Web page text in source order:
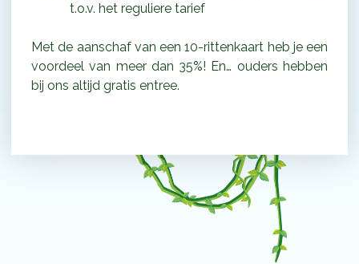
t.o.v. het reguliere tarief
Met de aanschaf van een 10-rittenkaart heb je een
voordeel van meer dan 35%! En… ouders hebben
bij ons altijd gratis entree.